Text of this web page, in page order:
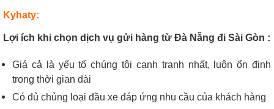
Kyhaty:
Lợi ích khi chọn dịch vụ gửi hàng từ Đà Nẵng đi Sài Gòn :
Giá cả là yếu tố chúng tôi cạnh tranh nhất, luôn ổn định
trong thời gian dài
Có đủ chủng loại đầu xe đáp ứng nhu cầu của khách hàng